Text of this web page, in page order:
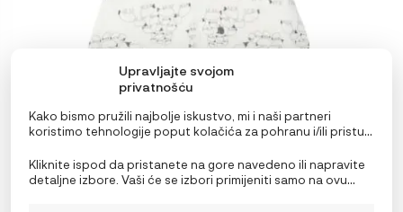
Upravljajte svojom
privatnošću
Kako bismo pružili najbolje iskustvo, mi i naši partneri
koristimo tehnologije poput kolačića za pohranu i/ili pristup
omogućit će nama i našim partnerima obradu osobnih
podataka kao što su ponašanje pri pregledavanju ili
jedinstveni ID-ovi na ovoj stranici i prikazujemo
Kliknite ispod da pristanete na gore navedeno ili napravite
detaljne izbore. Vaši će se izbori primijeniti samo na ovu
Ergobaby 2-u-1 vreća za spavanje On The Move Mid-
Weight (TOG 1.0), Sheep (18-36/L)